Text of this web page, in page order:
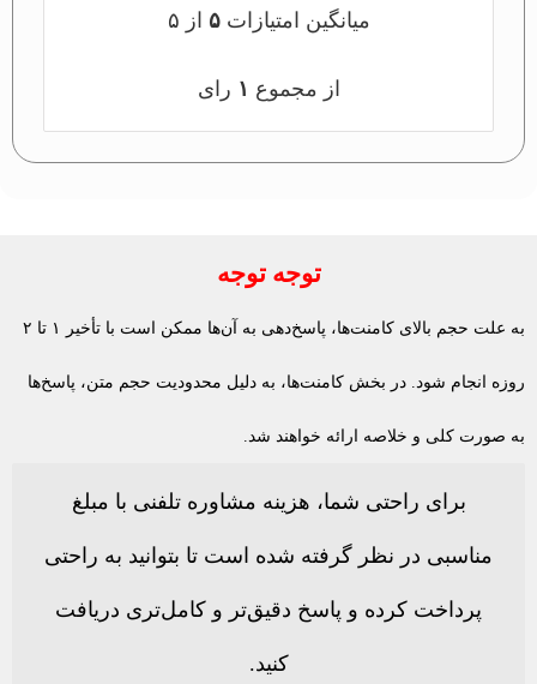
میانگین امتیازات۵ از ۵
از مجموع ۱ رای
توجه توجه
به علت حجم بالای کامنت‌ها، پاسخ‌دهی به آن‌ها ممکن است با تأخیر ۱ تا ۲
روزه انجام شود. در بخش کامنت‌ها، به دلیل محدودیت حجم متن، پاسخ‌ها
به صورت کلی و خلاصه ارائه خواهند شد.
برای راحتی شما، هزینه مشاوره تلفنی با مبلغ
مناسبی در نظر گرفته شده است تا بتوانید به راحتی
پرداخت کرده و پاسخ دقیق‌تر و کامل‌تری دریافت
کنید.